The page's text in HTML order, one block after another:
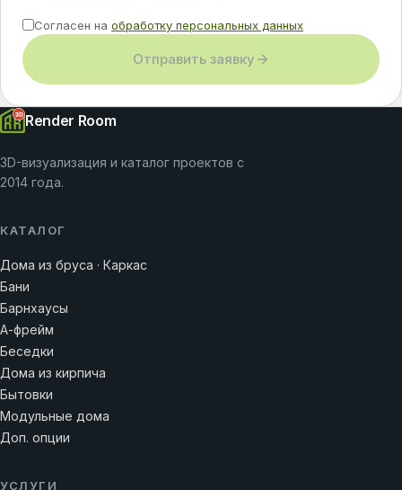
Согласен на обработку персональных данных
Отправить заявку
Render Room
3D-визуализация и каталог проектов с
2014 года.
КАТАЛОГ
Дома из бруса · Каркас
Бани
Барнхаусы
А-фрейм
Беседки
Дома из кирпича
Бытовки
Модульные дома
Доп. опции
УСЛУГИ